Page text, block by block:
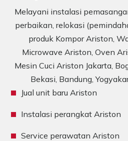
Melayani instalasi
perbaikan, relokasi
produk Kompor Ariston,
Microwave Ariston, Oven
Mesin Cuci Ariston Jakarta,
Bekasi, Bandung,
Jual unit baru Ariston
Instalasi perangkat Ariston
Service perawatan Ariston